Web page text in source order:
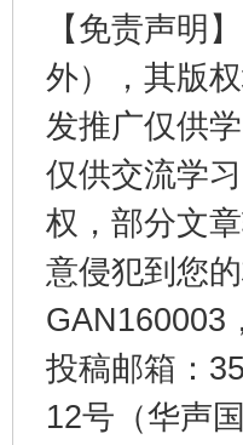
【免责声明
外），其版
发推广仅供
仅供交流学
权，部分文
意侵犯到您
GAN160003
投稿邮箱：
12号（华声
受贿1.44亿！段成